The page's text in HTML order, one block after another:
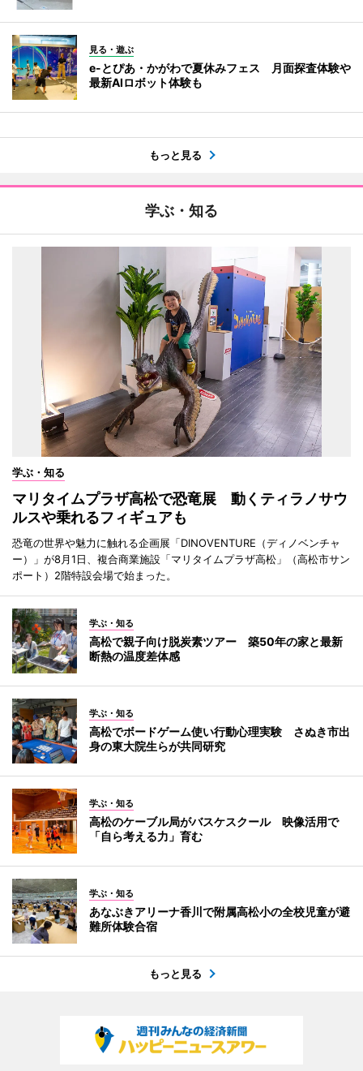
見る・遊ぶ
e-とぴあ・かがわで夏休みフェス 月面探査体験や
最新AIロボット体験も
もっと見る
学ぶ・知る
学ぶ・知る
マリタイムプラザ高松で恐竜展 動くティラノサウ
ルスや乗れるフィギュアも
恐竜の世界や魅力に触れる企画展「DINOVENTURE（ディノベンチャ
ー）」が8月1日、複合商業施設「マリタイムプラザ高松」（高松市サン
ポート）2階特設会場で始まった。
学ぶ・知る
高松で親子向け脱炭素ツアー 築50年の家と最新
断熱の温度差体感
学ぶ・知る
高松でボードゲーム使い行動心理実験 さぬき市出
身の東大院生らが共同研究
学ぶ・知る
高松のケーブル局がバスケスクール 映像活用で
「自ら考える力」育む
学ぶ・知る
あなぶきアリーナ香川で附属高松小の全校児童が避
難所体験合宿
もっと見る